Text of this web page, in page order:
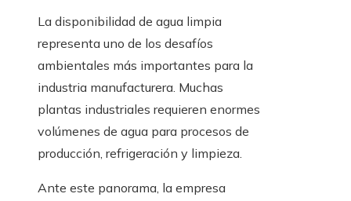
La disponibilidad de agua limpia
representa uno de los desafíos
ambientales más importantes para la
industria manufacturera. Muchas
plantas industriales requieren enormes
volúmenes de agua para procesos de
producción, refrigeración y limpieza.
Ante este panorama, la empresa